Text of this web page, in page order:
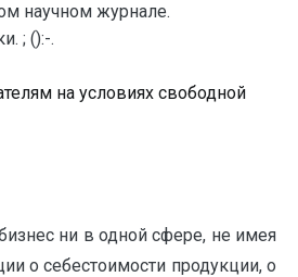
научном журнале.
; ():-.
на условиях свободной
ни в одной сфере, не имея
о себестоимости продукции, о